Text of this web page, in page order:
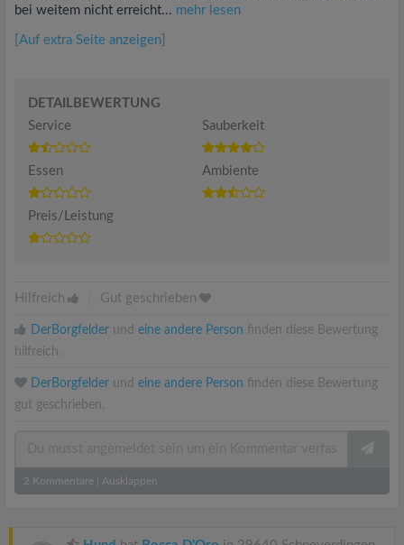
bei weitem nicht erreicht... mehr lesen
[Auf extra Seite anzeigen]
DETAILBEWERTUNG
Service
Sauberkeit
Essen Ambiente
Preis/Leistung
Hilfreich Gut geschrieben
DerBorgfelder und eine andere Person finden diese Bewertung
hilfreich.
DerBorgfelder und eine andere Person finden diese Bewertung
gut geschrieben.
2 Kommentare Ausklappen